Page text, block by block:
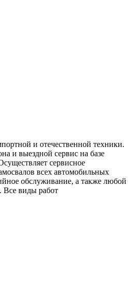
и отечественной техники.
и выездной сервис на базе
сервисное
всех автомобильных
обслуживание, а также любой
Все виды работ